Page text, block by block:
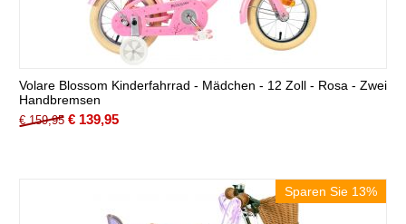
Volare Blossom Kinderfahrrad - Mädchen - 12 Zoll - Rosa - Zwei
Handbremsen
€159,95 € 139,95
Sparen Sie 13%